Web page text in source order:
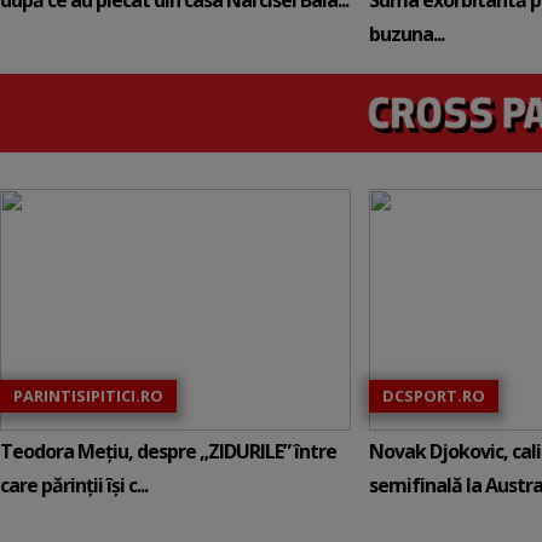
buzuna...
PARINTISIPITICI.RO
Teodora Mețiu, despre „ZIDURILE” între
care părinții își c...
DCSPORT.RO
Novak Djokovic,
semifinală la